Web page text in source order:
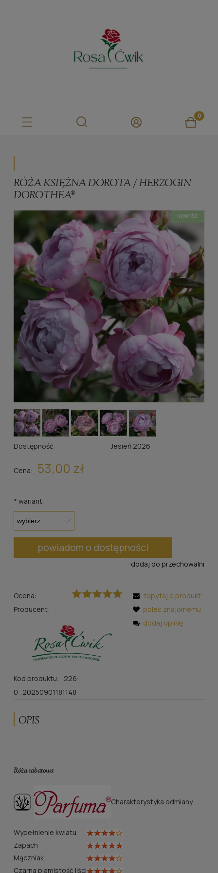
RÓŻA KSIĘŻNA DOROTA / HERZOGIN
DOROTHEA®
NOWOŚĆ
Dostępność: Jesień 2026
Cena: 53,00 zł
* wariant:
powiadom o dostępności
dodaj do przechowalni
Ocena:
Producent:
Kod produktu:
226-
0_20250901181148
zapytaj o produkt
poleć znajomemu
dodaj opinię
OPIS
Róża rabatowa
Charakterystyka odmiany
Wypełnienie kwiatu
Zapach
Mączniak
Czarna plamistość liści